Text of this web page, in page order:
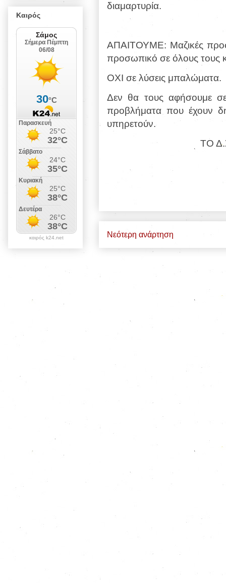
διαμαρτυρία.
ΑΠΑΙΤΟΥΜΕ: Μαζικές
προσωπικό σε όλους τους
ΟΧΙ σε λύσεις μπαλώματα.
Δεν θα τους αφήσουμε
προβλήματα που έχουν
υπηρετούν.
ΤΟ
Νεότερη ανάρτηση
Καιρός
καιρός k24.net